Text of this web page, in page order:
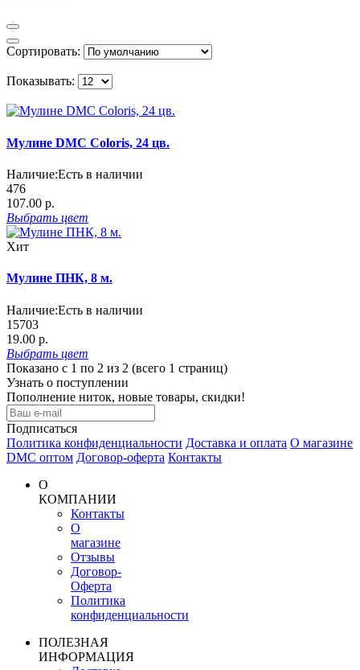
Сортировать:
Показывать:
Мулине DMC Coloris, 24 цв.
Наличие:Есть в наличии
476
107.00 р.
Выбрать цвет
Хит
Мулине ПНК, 8 м.
Наличие:Есть в наличии
15703
19.00 р.
Выбрать цвет
Показано с 1 по 2 из 2 (всего 1 страниц)
Узнать о поступлении
Пополнение ниток, новые товары, скидки!
Подписаться
Политика конфиденциальности Доставка и оплата О магазине
DMC оптом Договор-оферта Контакты
О
КОМПАНИИ
Контакты
О
магазине
Отзывы
Договор-
Оферта
Политика
конфиденциальности
ПОЛЕЗНАЯ
ИНФОРМАЦИЯ